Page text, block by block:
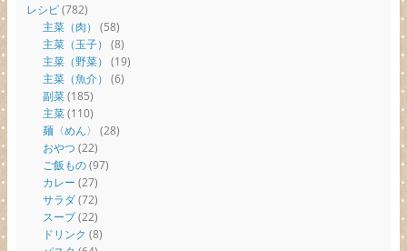
レシピ(782)
主菜（肉） (58)
主菜（玉子） (8)
主菜（野菜） (19)
主菜（魚介） (6)
副菜(185)
主菜(110)
麺〈めん〉 (28)
おやつ (22)
ご飯もの(97)
カレー (27)
サラダ(72)
スープ(22)
ドリンク (8)